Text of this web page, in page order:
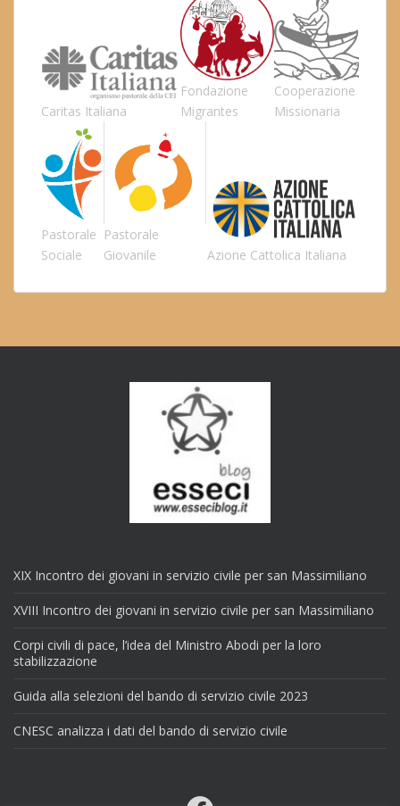
Caritas Italiana
Fondazione
Migrantes
Cooperazione
Missionaria
Pastorale
Sociale
Pastorale
Giovanile
Azione Cattolica Italiana
XIX Incontro dei giovani in servizio civile per san Massimiliano
XVIII Incontro dei giovani in servizio civile per san Massimiliano
Corpi civili di pace, l’idea del Ministro Abodi per la loro
stabilizzazione
Guida alla selezioni del bando di servizio civile 2023
CNESC analizza i dati del bando di servizio civile